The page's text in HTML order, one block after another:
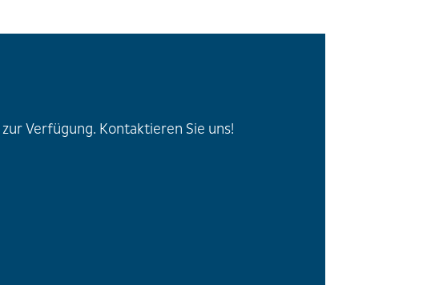
Verfügung. Kontaktieren Sie uns!